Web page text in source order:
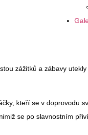
zážitků a zábavy
kteří se v doprovodu
se po slavnostním